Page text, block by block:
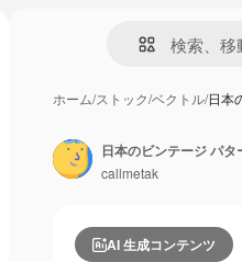
ホーム/ストック/ベクトル/日本
AI 生成コンテンツ
日本のビンテージ パタ
callmetak